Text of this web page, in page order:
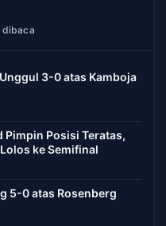
dibaca
3-0 atas Kamboja
Pimpin Posisi Teratas,
ke Semifinal
5-0 atas Rosenberg